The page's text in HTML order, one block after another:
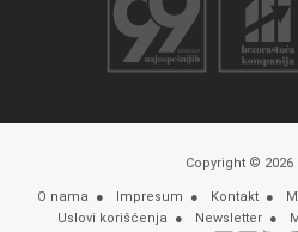
Copyright © 2026
O nama Impresum Kontakt
Uslovi korišćenja
Newsletter